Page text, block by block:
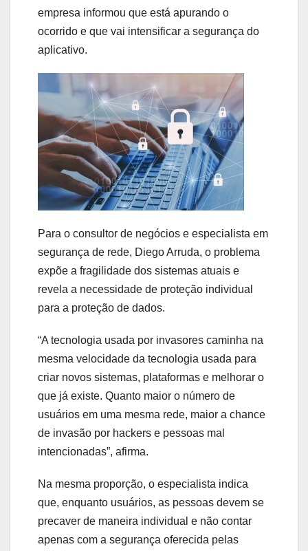
empresa informou que está apurando o
ocorrido e que vai intensificar a segurança do
aplicativo.
Para o consultor de negócios e especialista em
segurança de rede, Diego Arruda, o problema
expõe a fragilidade dos sistemas atuais e
revela a necessidade de proteção individual
para a proteção de dados.
“A tecnologia usada por invasores caminha na
mesma velocidade da tecnologia usada para
criar novos sistemas, plataformas e melhorar o
que já existe. Quanto maior o número de
usuários em uma mesma rede, maior a chance
de invasão por hackers e pessoas mal
intencionadas”, afirma.
Na mesma proporção, o especialista indica
que, enquanto usuários, as pessoas devem se
precaver de maneira individual e não contar
apenas com a segurança oferecida pelas